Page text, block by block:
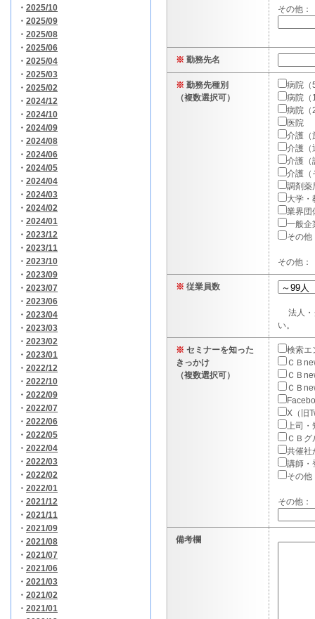
・ 2025/10
・ 2025/09
・ 2025/08
・ 2025/06
・ 2025/04
・ 2025/03
・ 2025/02
・ 2024/12
・ 2024/10
・ 2024/09
・ 2024/08
・ 2024/06
・ 2024/05
・ 2024/04
・ 2024/03
・ 2024/02
・ 2024/01
・ 2023/12
・ 2023/11
・ 2023/10
・ 2023/09
・ 2023/07
・ 2023/06
・ 2023/04
・ 2023/03
・ 2023/02
・ 2023/01
・ 2022/12
・ 2022/10
・ 2022/09
・ 2022/07
・ 2022/06
・ 2022/05
・ 2022/04
・ 2022/03
・ 2022/02
・ 2022/01
・ 2021/12
・ 2021/11
・ 2021/09
・ 2021/08
・ 2021/07
・ 2021/06
・ 2021/03
・ 2021/02
・ 2021/01
その他：
※ 勤務先名
※ 勤務先種別
（複数選択可）
病院（
病院（
病院（
医院
介護（
介護（
介護（
介護（
調剤薬
大学・
業界団
一般企
その他
その他：
※ 従業員数
法人
い。
※ セミナーを知った
きっかけ
（複数選択可）
検索エ
ＣＢ
ＣＢ
ＣＢ
X（旧
上司
ＣＢ
共催社
講師・
その他
その他：
備考欄